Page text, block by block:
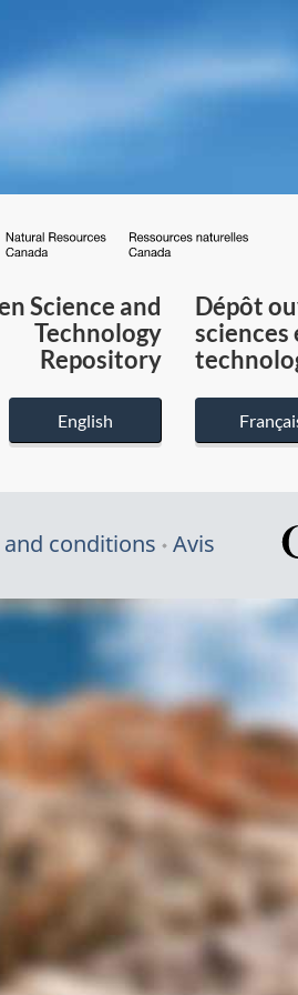
du
Science and
Technology
Repository
English
Dépôt
sciences
conditions Avis